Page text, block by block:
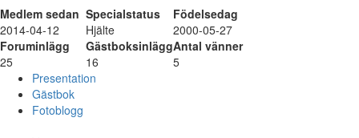
Medlem sedan Specialstatus
Födelsedag
2014-04-12
Hjälte
2000-05-27
Foruminlägg
GästboksinläggAntal vänner
25
16
5
Presentation
Gästbok
Fotoblogg